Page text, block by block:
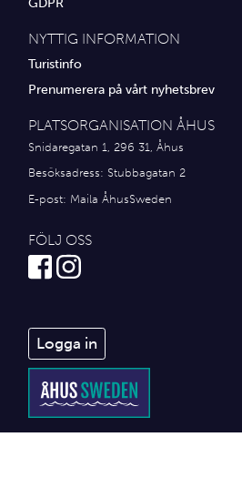
NYTTIG INFORMATION
Turistinfo
Prenumerera på vårt nyhetsbrev
PLATSORGANISATION ÅHUS
Snidaregatan 1, 296 31, Åhus
Besöksadress: Stubbagatan 2
E-post: Maila ÅhusSweden
FÖLJ OSS
Logga in